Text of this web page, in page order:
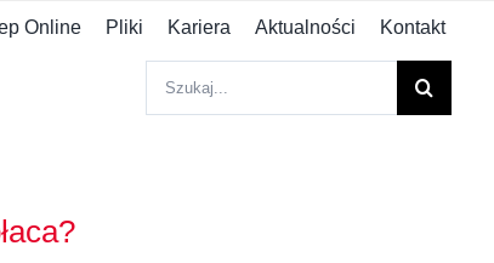
Online Pliki Kariera Aktualności Kontakt